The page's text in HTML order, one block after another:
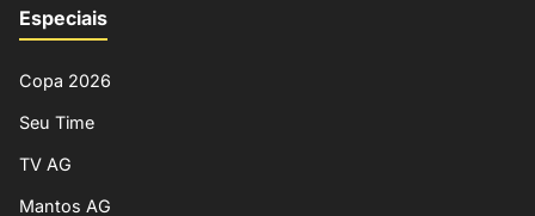
Especiais
Copa 2026
Seu Time
TV AG
Mantos AG